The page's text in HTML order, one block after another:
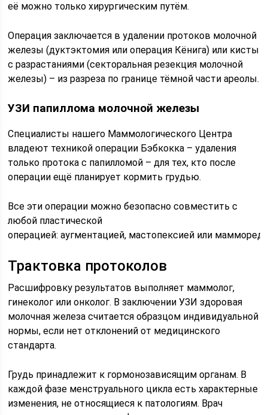
её можно только хирургическим путём.
Операция заключается в удалении протоков молочной
железы (дуктэктомия или операция Кёнига) или кисты
с разрастаниями (секторальная резекция молочной
железы) – из разреза по границе тёмной части ареолы.
УЗИ папиллома молочной железы
Специалисты нашего Маммологического Центра
владеют техникой операции Бэбкокка – удаления
только протока с папилломой – для тех, кто после
операции ещё планирует кормить грудью.
Все эти операции можно безопасно совместить с
любой пластической
операцией: аугментацией, мастопексией или
Трактовка протоколов
Расшифровку результатов выполняет маммолог,
гинеколог или онколог. В заключении УЗИ здоровая
молочная железа считается образцом индивидуальной
нормы, если нет отклонений от медицинского
стандарта.
Грудь принадлежит к гормонозависящим органам. В
каждой фазе менструального цикла есть характерные
изменения, не относящиеся к патологиям. Врач